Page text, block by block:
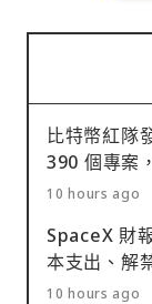
比特幣紅隊
390 個專案
10 hours ago
SpaceX 財
本支出、解
10 hours ago